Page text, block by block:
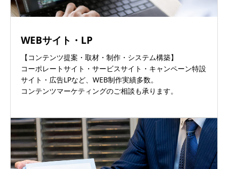
WEBサイト・LP
【コンテンツ提案・取材・制作・システム構築】
コーポレートサイト・サービスサイト・キャンペーン特設
サイト・広告LPなど、WEB制作実績多数。
コンテンツマーケティングのご相談も承ります。